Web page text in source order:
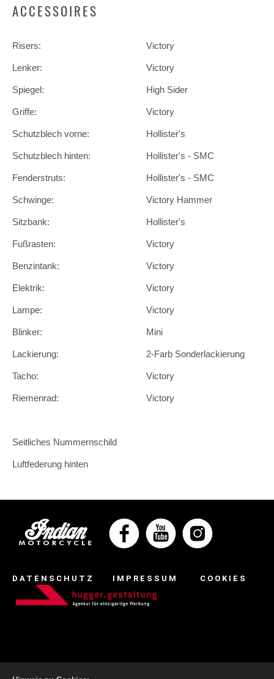
ACCESSOIRES
Risers: Victory
Lenker: Victory
Spiegel: High Sider
Griffe: Victory
Schutzblech vorne: Hollister's
Schutzblech hinten: Hollister's - SMC
Fenderstruts: Hollister's - SMC
Schwinge: Victory Hammer
Sitzbank: Hollister's
Fußrasten: Victory
Benzintank: Victory
Elektrik: Victory
Lampe: Victory
Blinker: Mini
Lackierung: 2-Farb Sonderlackierung
Tacho: Victory
Riemenrad: Victory
Seitliches Nummernschild
Luftfederung hinten
DATENSCHUTZ IMPRESSUM COOKIES